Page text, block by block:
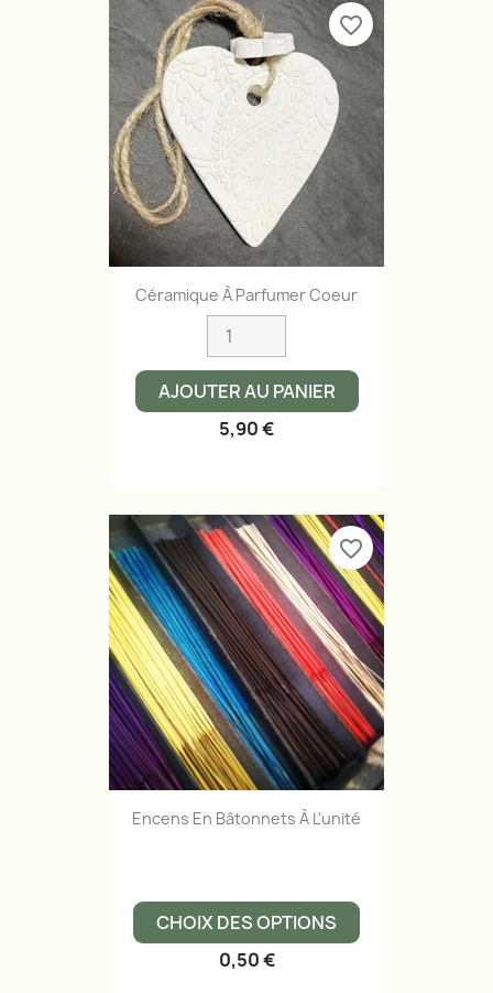
Céramique À Parfumer Coeur
AJOUTER AU PANIER
5,90 €
favorite_border
Encens En Bâtonnets À L'unité
CHOIX DES OPTIONS
0,50 €
favorite_border